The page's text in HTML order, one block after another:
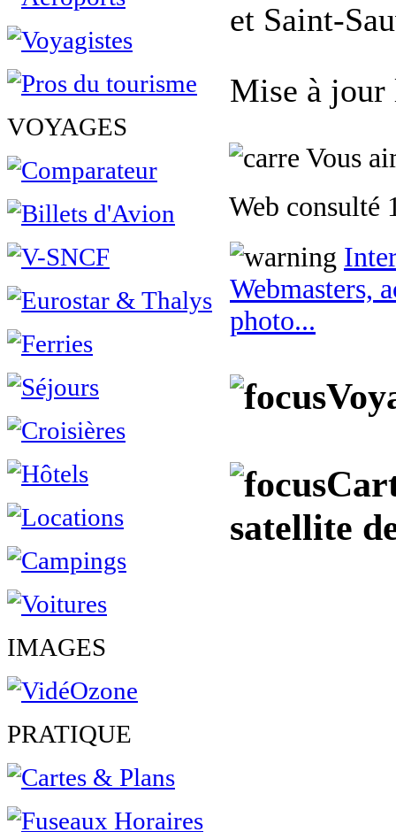
VOYAGES
IMAGES
PRATIQUE
et Saint-
Mise à jour
Vous
Web consulté
Webmasters,
photo...
satellite